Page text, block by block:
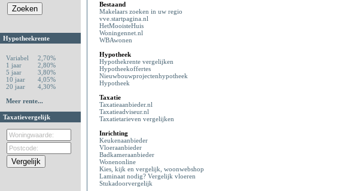
Hypotheekrente
Variabel
2,70%
1 jaar
2,80%
5 jaar
3,80%
10 jaar
4,05%
20 jaar
4,30%
Meer rente...
Taxatievergelijk
Bestaand
Makelaars zoeken in uw regio
vve.startpagina.nl
HetMooisteHuis
Woningennet.nl
WBAwonen
Hypotheek
Hypothekrente vergelijken
Hypotheekoffertes
Nieuwbouwprojectenhypotheek
Hypotheek
Taxatie
Taxatieaanbieder.nl
Taxatieadviseur.nl
Taxatietarieven vergelijken
Inrichting
Keukenaanbieder
Vloeraanbieder
Badkameraanbieder
Wonenonline
Kies, kijk en vergelijk, woonwebshop
Laminaat nodig? Vergelijk vloeren
Stukadoorvergelijk